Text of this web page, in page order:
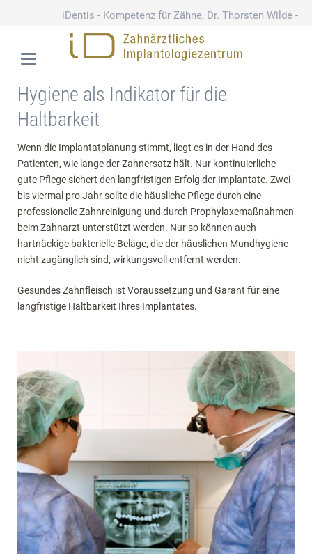
iDentis - Kompetenz für Zähne, Dr. Thorsten Wilde -
Schloßstraße 110
030 79 78 75 70
Hygiene als Indikator für die
Haltbarkeit
Wenn die Implantatplanung stimmt, liegt es in der Hand des
Patienten, wie lange der Zahnersatz hält. Nur kontinuierliche
gute Pflege sichert den langfristigen Erfolg der Implantate. Zwei-
bis viermal pro Jahr sollte die häusliche Pflege durch eine
professionelle Zahnreinigung und durch Prophylaxemaßnahmen
beim Zahnarzt unterstützt werden. Nur so können auch
hartnäckige bakterielle Beläge, die der häuslichen Mundhygiene
nicht zugänglich sind, wirkungsvoll entfernt werden.
Gesundes Zahnfleisch ist Voraussetzung und Garant für eine
langfristige Haltbarkeit Ihres Implantates.